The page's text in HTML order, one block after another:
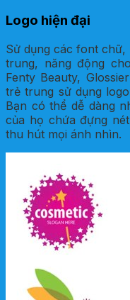
Logo hiện đại
Sử dụng các font
trung, năng động
Fenty Beauty,
trẻ trung sử dụng
Bạn có thể dễ dàng
của họ chứa đựng
thu hút mọi ánh nhìn.